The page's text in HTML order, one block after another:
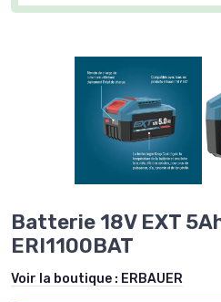
Batterie 18V EXT
ERI1100BAT
Voir la boutique : ERBAUER